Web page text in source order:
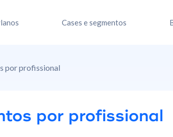
Cases e segmentos
por profissional
por profissional